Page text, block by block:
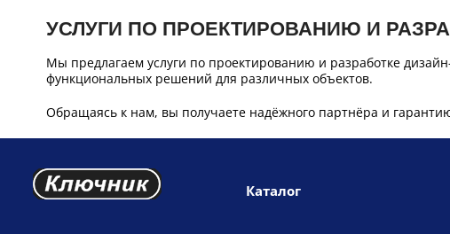
УСЛУГИ ПО ПРОЕКТИРОВАНИЮ И
Мы предлагаем услуги по проектированию и разработке
функциональных решений для различных объектов.
Обращаясь к нам, вы получаете надёжного партнёра и
Каталог